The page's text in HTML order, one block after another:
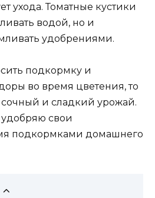
ухода. Томатные кустики
водой, но и
удобрениями.
подкормку и
во время цветения, то
и сладкий урожай.
свои
подкормками домашнего